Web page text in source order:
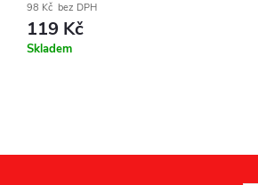
98 Kč bez DPH
119 Kč
Skladem